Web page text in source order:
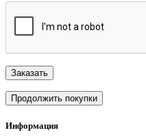
Заказать
Продолжить покупки
Информация